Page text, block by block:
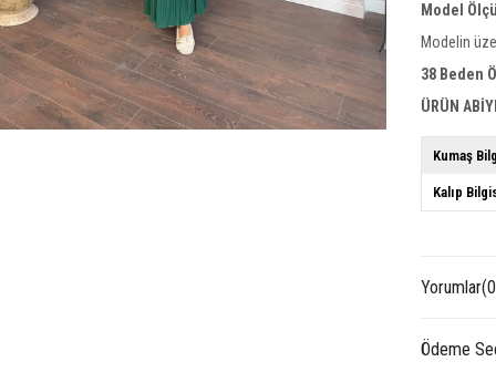
Model
Modelin
38 Beden
ÜRÜN
Kumaş
Kalıp
Yorumlar
Ödeme